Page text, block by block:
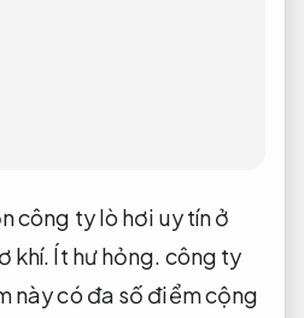
công ty lò hơi uy tín ở
khí. Ít hư hỏng. công ty
này có đa số điểm cộng